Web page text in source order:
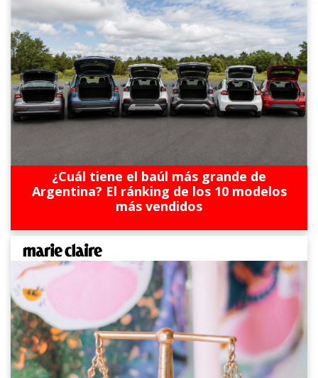
¿Cuál tiene el baúl más grande de
Argentina? El ránking de los 10 modelos
más vendidos